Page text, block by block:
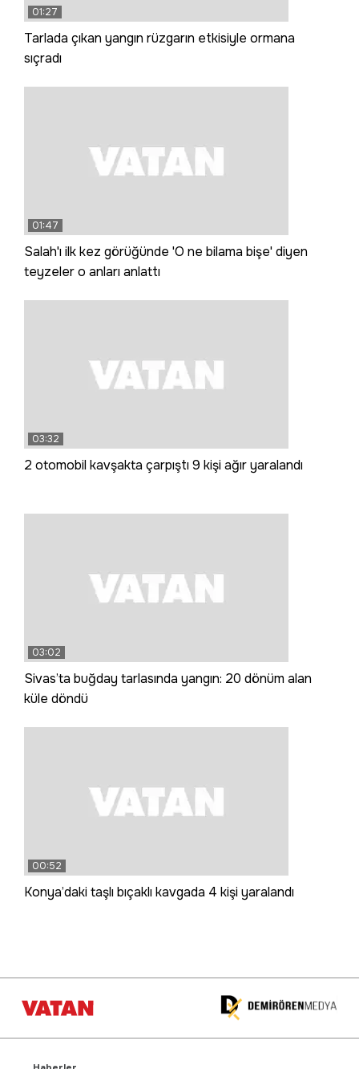
01:27
Tarlada çıkan yangın rüzgarın etkisiyle ormana
sıçradı
01:47
Salah'ı ilk kez görüğünde 'O ne bilama bişe' diyen
teyzeler o anları anlattı
03:32
2 otomobil kavşakta çarpıştı 9 kişi ağır yaralandı
03:02
Sivas’ta buğday tarlasında yangın: 20 dönüm alan
küle döndü
00:52
Konya’daki taşlı bıçaklı kavgada 4 kişi yaralandı